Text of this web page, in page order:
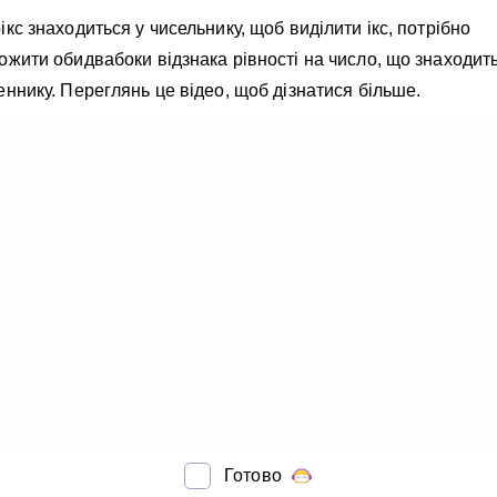
знаходиться у чисельнику, щоб виділити ікс, потрібно
обидвабоки відзнака рівності на число, що
Переглянь це відео, щоб дізнатися більше.
Готово